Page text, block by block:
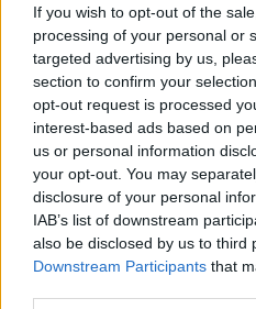
If you wish to opt-out of the
processing of your personal or
targeted advertising by us,
section to confirm your
opt-out request is processed
interest-based ads based on
us or personal information
your opt-out. You may
disclosure of your personal
IAB’s list of downstream
also be disclosed by us to third
Downstream Participants that
Érdemes
08. 01.
EGYRE TÖBB
VITAMINHIÁNY – ILYEN
Erre figyelj!
07. 31.
NEM A CITROMSAV,
SZÓDABIKARBÓNA A
SZÁLLODÁKBAN A VÍZKŐ ELLEN
Ez a szer tényleg eltünteti a